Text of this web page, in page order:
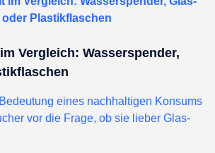
Vergleich: Wasserspender,
eines nachhaltigen Konsums
vor die Frage, ob sie lieber Glas-